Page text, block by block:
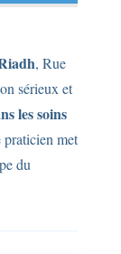
, Rue
sérieux et
les soins
praticien met
du